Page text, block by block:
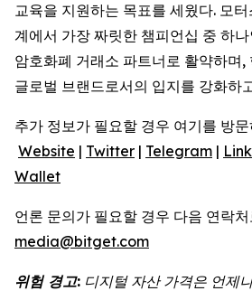
교육을 지원하는 목표를 세웠다. 모
계에서 가장 짜릿한 챔피언십 중 하나
암호화폐 거래소 파트너로 활약하며
글로벌 브랜드로서의 입지를 강화하
추가 정보가 필요할 경우 여기를 방
Website | Twitter | Telegram |
Wallet
언론 문의가 필요할 경우 다음 연락
media@bitget.com
위험 경고: 디지털 자산 가격은 언제